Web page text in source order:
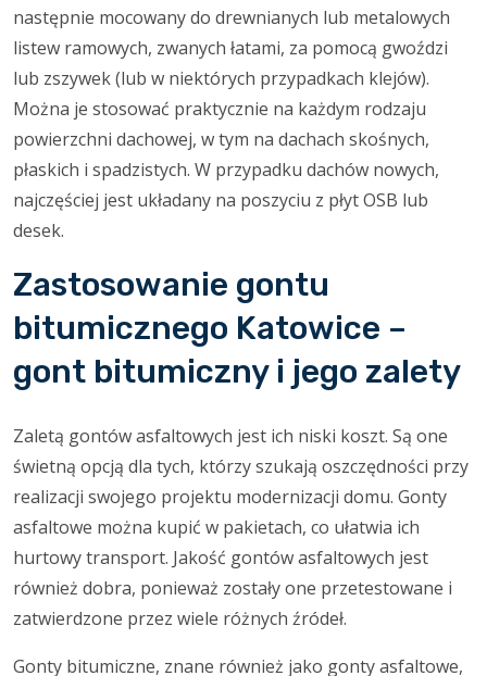
następnie mocowany do drewnianych lub metalowych
listew ramowych, zwanych łatami, za pomocą gwoździ
lub zszywek (lub w niektórych przypadkach klejów).
Można je stosować praktycznie na każdym rodzaju
powierzchni dachowej, w tym na dachach skośnych,
płaskich i spadzistych. W przypadku dachów nowych,
najczęściej jest układany na poszyciu z płyt OSB lub
desek.
Zastosowanie gontu
bitumicznego Katowice –
gont bitumiczny i jego zalety
Zaletą gontów asfaltowych jest ich niski koszt. Są one
świetną opcją dla tych, którzy szukają oszczędności przy
realizacji swojego projektu modernizacji domu. Gonty
asfaltowe można kupić w pakietach, co ułatwia ich
hurtowy transport. Jakość gontów asfaltowych jest
również dobra, ponieważ zostały one przetestowane i
zatwierdzone przez wiele różnych źródeł.
Gonty bitumiczne, znane również jako gonty asfaltowe,